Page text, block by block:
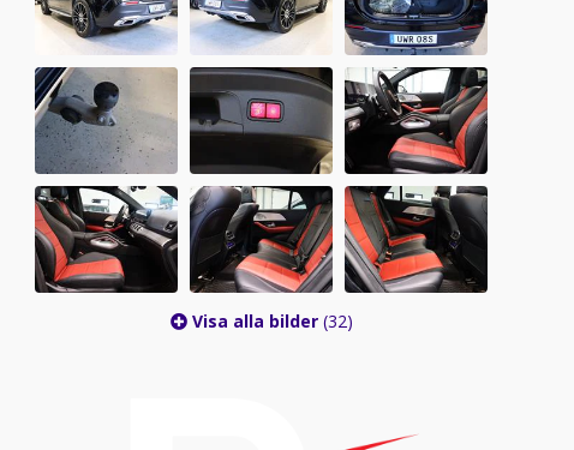
Visa alla bilder (32)